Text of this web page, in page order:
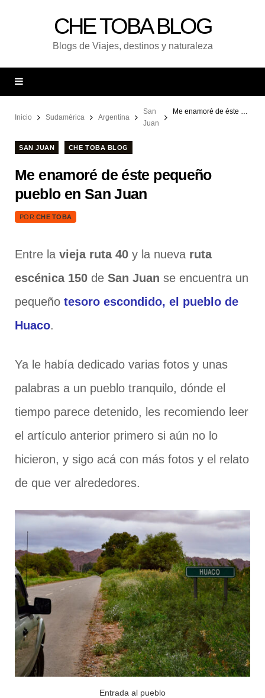
CHE TOBA BLOG
Blogs de Viajes, destinos y naturaleza
Inicio Sudamérica Argentina
San
Juan
Me enamoré de éste pequeño pueblo en San Juan
SAN JUAN CHE TOBA BLOG
Me enamoré de éste pequeño
pueblo en San Juan
POR CHE TOBA
Entre la vieja ruta 40 y la nueva ruta
escénica 150 de San Juan se encuentra un
pequeño tesoro escondido, el pueblo de
Huaco.
Ya le había dedicado varias fotos y unas
palabras a un pueblo tranquilo, dónde el
tiempo parece detenido, les recomiendo leer
el artículo anterior primero si aún no lo
hicieron, y sigo acá con más fotos y el relato
de que ver alrededores.
Entrada al pueblo